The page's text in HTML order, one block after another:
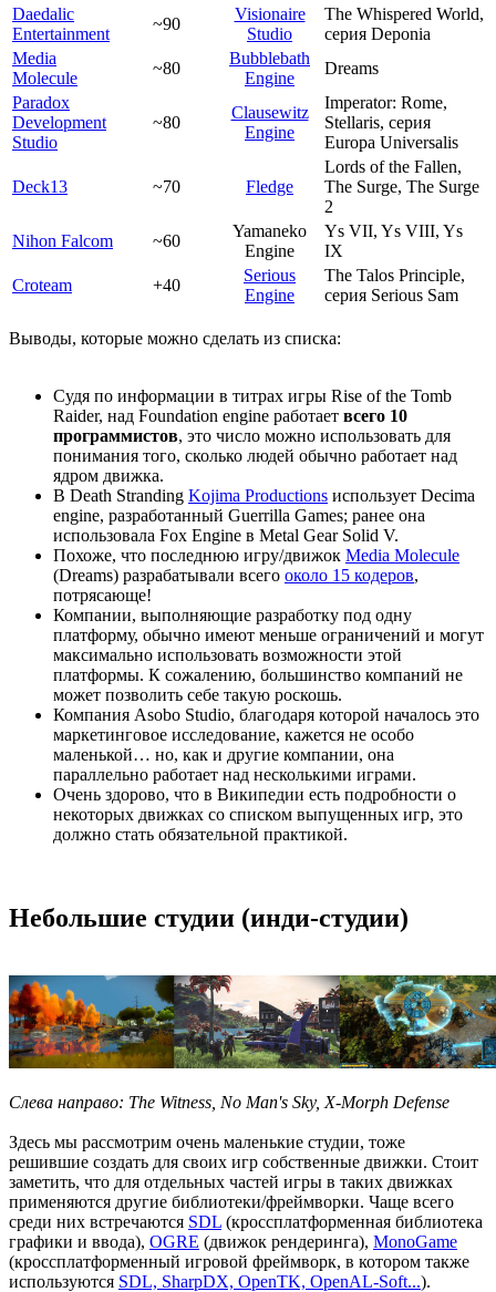
Daedalic
Entertainment
~90
Visionaire
Studio
The Whispered World,
серия Deponia
Media
Molecule
~80
Bubblebath
Engine
Dreams
Paradox
Development
Studio
~80
Clausewitz
Engine
Imperator: Rome,
Stellaris, серия
Europa Universalis
Deck13 ~70 Fledge
Lords of the Fallen,
The Surge, The Surge
2
Nihon Falcom
~60
Yamaneko
Engine
Ys VII, Ys VIII, Ys
IX
Croteam
+40
Serious
Engine
The Talos Principle,
серия Serious Sam
Выводы, которые можно сделать из списка:
Судя по информации в титрах игры Rise of the Tomb
Raider, над Foundation engine работает всего 10
программистов, это число можно использовать для
понимания того, сколько людей обычно работает над
ядром движка.
В Death Stranding Kojima Productions использует Decima
engine, разработанный Guerrilla Games; ранее она
использовала Fox Engine в Metal Gear Solid V.
Похоже, что последнюю игру/движок Media Molecule
(Dreams) разрабатывали всего около 15 кодеров,
потрясающе!
Компании, выполняющие разработку под одну
платформу, обычно имеют меньше ограничений и могут
максимально использовать возможности этой
платформы. К сожалению, большинство компаний не
может позволить себе такую роскошь.
Компания Asobo Studio, благодаря которой началось это
маркетинговое исследование, кажется не особо
маленькой… но, как и другие компании, она
параллельно работает над несколькими играми.
Очень здорово, что в Википедии есть подробности о
некоторых движках со списком выпущенных игр, это
должно стать обязательной практикой.
Небольшие студии (инди-студии)
Слева направо: The Witness, No Man's Sky, X-Morph Defense
Здесь мы рассмотрим очень маленькие студии, тоже
решившие создать для своих игр собственные движки. Стоит
заметить, что для отдельных частей игры в таких движках
применяются другие библиотеки/фреймворки. Чаще всего
среди них встречаются SDL (кроссплатформенная библиотека
графики и ввода), OGRE (движок рендеринга), MonoGame
(кроссплатформенный игровой фреймворк, в котором также
используются SDL, SharpDX, OpenTK, OpenAL-Soft...).